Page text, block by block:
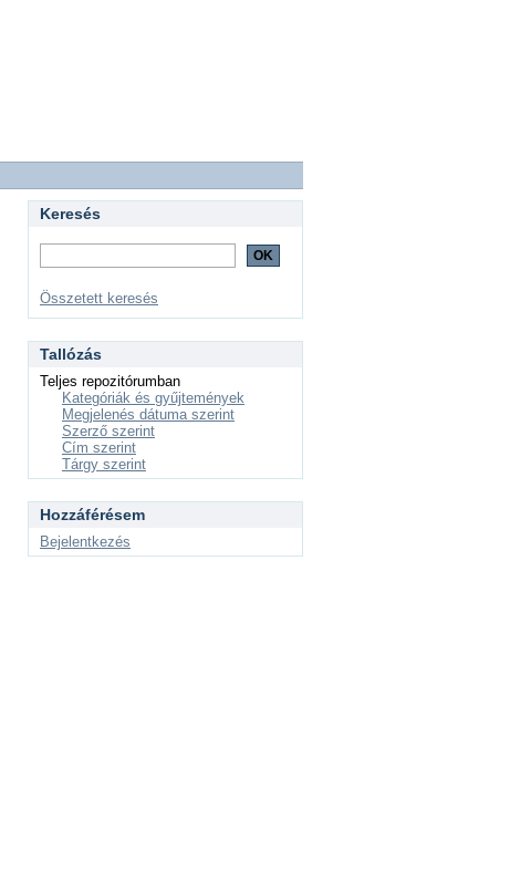
Keresés
Összetett keresés
Tallózás
Teljes repozitórumban
Kategóriák és gyűjtemények
Megjelenés dátuma szerint
Szerző szerint
Cím szerint
Tárgy szerint
Hozzáférésem
Bejelentkezés